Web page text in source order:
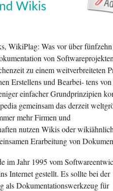
Wikis
WikiPlag: Was vor über fünfzehn
von
zu einem weitverbreiteten
Erstellens und Bearbei- tens
einfacher Grundprinzipien
gemeinsam das derzeit
mehr Firmen und
nutzen Wikis oder
Erarbeitung von
im Jahr 1995 vom
Internet gestellt. Es sollte bei der
als Dokumentationswerkzeug für